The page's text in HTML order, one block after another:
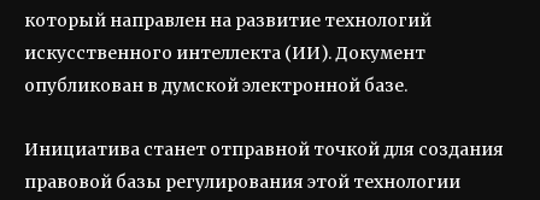
который направлен на развитие технологий
искусственного интеллекта (ИИ). Документ
опубликован в думской электронной базе.
Инициатива станет отправной точкой для создания
правовой базы регулирования этой технологии